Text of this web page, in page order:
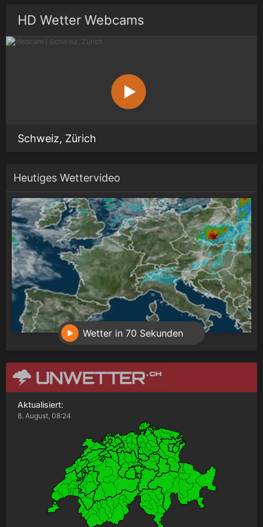
HD Wetter Webcams
Schweiz, Zürich
Heutiges Wettervideo
Wetter in 70 Sekunden
Aktualisiert:
8. August, 08:24